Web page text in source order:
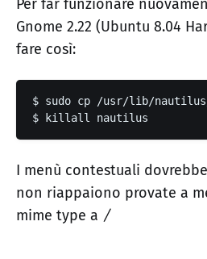
Per far funzionare
Gnome 2.22 (Ubuntu 8.04
fare così:
$ sudo cp /usr/lib/
$ killall nautilus
I menù contestuali
non riappaiono provate a
mime type a /